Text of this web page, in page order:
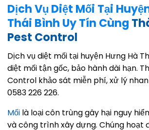
Dịch Vụ Diệt Mối Tại
Thái Bình Uy Tín Cùng
Pest Control
Dịch vụ diệt mối tại huyện Hưng Hà
diệt mối tận gốc, bảo hành dài hạn.
Control khảo sát miễn phí, xử lý
0583 226 226.
Mối là loại côn trùng gây hại nguy
và công trình xây dựng. Chúng hoạt